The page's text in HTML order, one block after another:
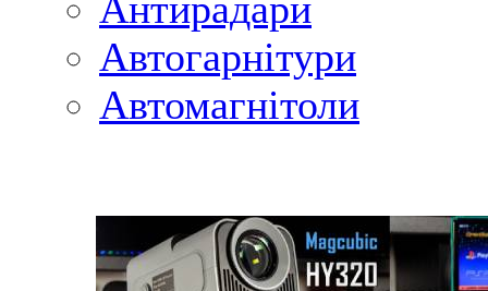
Автогарнітури
Автомагнітоли